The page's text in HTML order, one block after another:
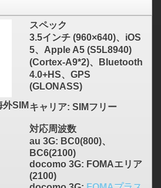
SIM
スペック
3.5インチ (960×640)、iOS
5、Apple A5 (S5L8940)
(Cortex-A9*2)、Bluetooth
4.0+HS、GPS
(GLONASS)
キャリア: SIMフリー
対応周波数
au 3G: BC0(800)、
BC6(2100)
docomo 3G: FOMAエリア
(2100)